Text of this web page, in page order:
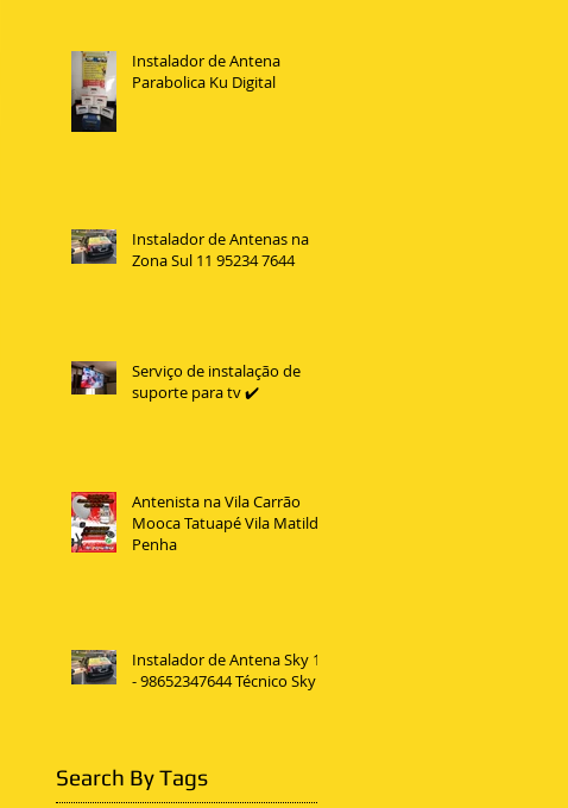
Instalador de Antena
Parabolica Ku Digital
Instalador de Antenas na
Zona Sul 11 95234 7644
Serviço de instalação de
suporte para tv ✔️
Antenista na Vila Carrão
Mooca Tatuapé Vila Matilde
Penha
Instalador de Antena Sky 11
- 98652347644 Técnico Sky
Search By Tags